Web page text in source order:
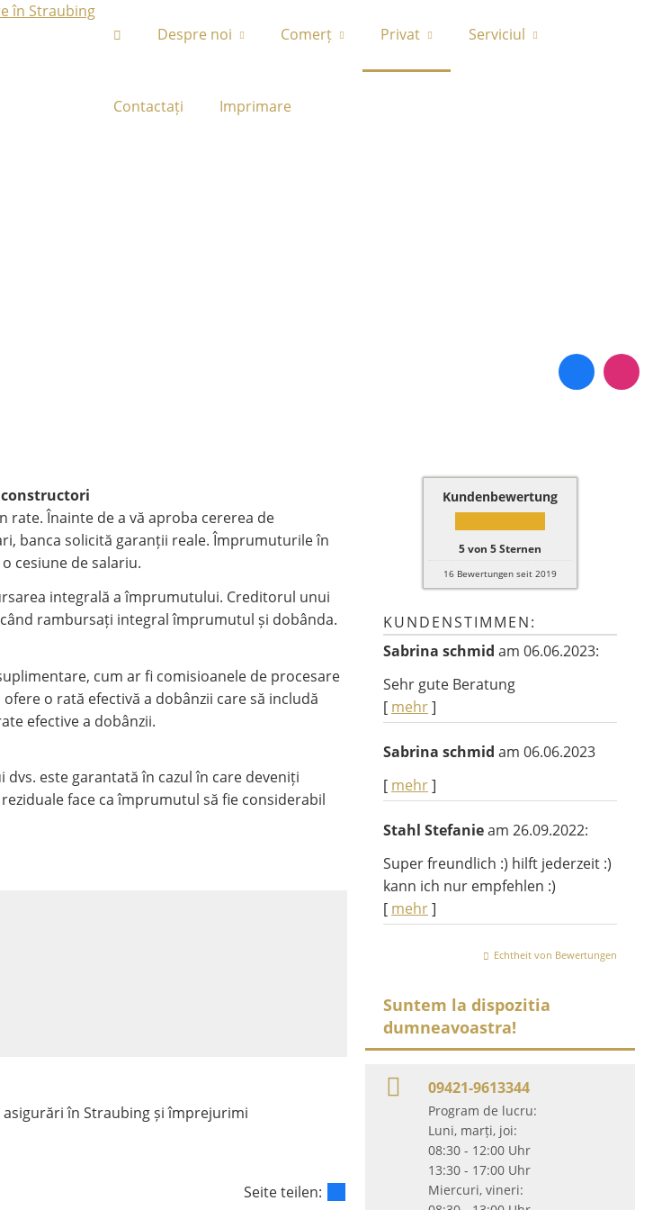
Despre noi Comerț Privat Serviciul
Contactați Imprimare
Kundenbewertung
5von 5Sternen
16 Bewertungen seit 2019
KUNDENSTIMMEN:
Sabrina schmid am 06.06.2023:
Sehr gute Beratung
[ mehr]
Sabrina schmid am 06.06.2023
[ mehr]
Stahl Stefanieam 26.09.2022:
Super freundlich :) hilft jederzeit :)
kann ich nur empfehlen :)
[ mehr]
Echtheit von Bewertungen
Suntem la dispozitia
dumneavoastra!
09421-9613344
Program de lucru:
Luni, marți, joi:
08:30 - 12:00 Uhr
13:30 - 17:00 Uhr
Miercuri, vineri:
Înainte de a vă aproba cererea de
banca solicită garanții reale. Împrumuturile în
cesiune de salariu.
integrală a împrumutului. Creditorul unui
rambursați integral împrumutul și dobânda.
cum ar fi comisioanele de procesare
o rată efectivă a dobânzii care să includă
efective a dobânzii.
este garantată în cazul în care deveniți
face ca împrumutul să fie considerabil
în Straubing și împrejurimi
Seite teilen: